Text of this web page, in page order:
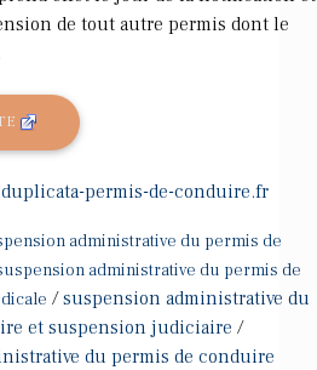
de tout autre permis dont le
permis-de-conduire.fr
administrative du permis de
administrative du permis de
/suspension administrative du
et suspension judiciaire /
du permis de conduire